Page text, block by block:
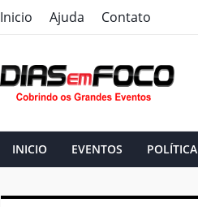
Inicio Ajuda Contato
INICIO EVENTOS POLÍTICA